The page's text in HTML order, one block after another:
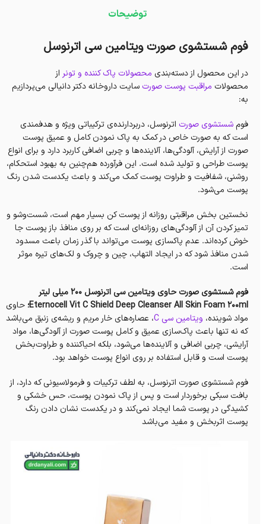
توضیحات
فوم شستشوی صورت ویتامین سی اترنوسل
در این محصول از دسته‌بندی محصولات پاک کننده و تونر از
محصولات مراقبت پوست صورت سایت داروخانه دکتر دانیالی می‌پردازیم
به:
فومشستشوی صورت اترنوسل، دربردارنده‌ی ترکیباتی ویژه و هدفمندی
است که به صورت خاص در کمک به پاک نمودن کامل و عمیق پوست
صورت از آرایش، آلودگی‌ها، آلاینده‌ها و چربی اضافی کاربرد دارد و برای انواع
پوست طراحی و تولید شده است. این فرآورده هم‌چنین به بهبود استحکام،
روشنی، شفافیت و طراوت پوست کمک می‌کند و باعث یکدست شدن رنگ
پوست می‌شود.
نخستین‌ بخش مراقبتی روزانه از پوست کن بسیار مهم است، شست‌وشو و
تمیز کردن آن از آلودگی‌های روزانه‌ای است که بر روی منافذ باز پوست جا
خوش کرده‌اند. عدم پاکسازی پوست می‌تواند با گذر زمان باعث‌ مسدود
شدن منافذ شود که در ایجاد التهاب، چین و چروک و لک‌های تیره موثر
است.
فوم شستشوی صورت حاوی ویتامین سی اترنوسل 200 میلی‌ لیتر
Eternocell Vit C Shield Deep Cleanser All Skin Foam 200ml؛ حاوی
مواد شوینده، ویتامین سی C
، عصاره‌‌های خار مریم و ریشه‌ی زنبق می‌باشد
که نه تنها باعث‌ پاک‌سازی‌ عمیق و کامل پوست صورت از آلودگی‌ها، مواد
آرایشی، چربی اضافی و آلاینده‌ها می‌شود، بلکه احیاکننده و طراوت‌بخش
پوست است و قابل استفاده بر روی انواع پوست خواهد بود.
فوم شستشوی صورت اترنوسل، به لطف ترکیبات و فرمولاسیونی که دارد، از
بافت سبکی برخوردار است و پس از پاک نمودن پوست، حس خشکی و
کشیدگی در پوست شما ایجاد نمی‌کند و در یکدست نشان دادن رنگ
پوست اثربخش و مفید می‌باشد‌